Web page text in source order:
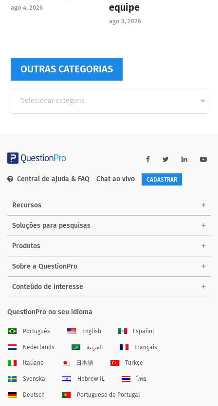
ago 4, 2026
equipe
ago 3, 2026
OUTRAS CATEGORIAS
Categorias
Central de ajuda & FAQ Chat ao vivo CADASTRAR
Recursos
Soluções para pesquisas
Produtos
Sobre a QuestionPro
Conteúdo de interesse
QuestionPro no seu idioma
Português English Español
Nederlands العربية Français
Italiano 日本語 Türkçe
Svenska Hebrew IL ไทย
Deutsch Portuguese de Portugal